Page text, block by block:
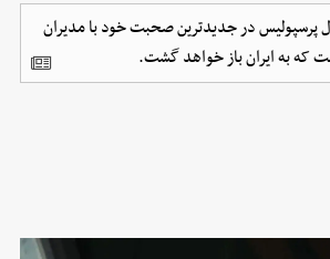
پرسپولیس در جدیدترین صحبت خود با مدیران
که به ایران باز خواهد گشت.